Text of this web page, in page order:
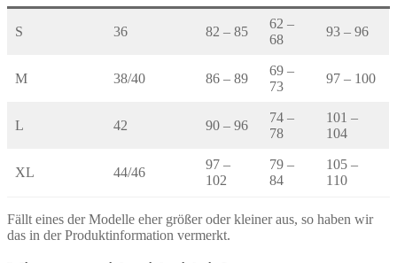
S 36 82 – 85
62 –
68
93 – 96
M 38/40 86 – 89
69 –
73
97 – 100
L 42 90 – 96
74 –
78
101 –
104
XL 44/46
97 –
102
79 –
84
105 –
110
Fällt eines der Modelle eher größer oder kleiner aus, so haben wir
das in der Produktinformation vermerkt.